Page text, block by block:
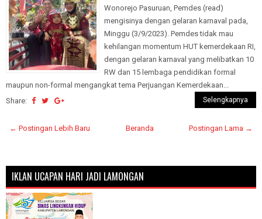
Wonorejo Pasuruan, Pemdes (read)
mengisinya dengan gelaran karnaval pada,
Minggu (3/9/2023). Pemdes tidak mau
kehilangan momentum HUT kemerdekaan RI,
dengan gelaran karnaval yang melibatkan 10
RW dan 15 lembaga pendidikan formal
maupun non-formal mengangkat tema Perjuangan Kemerdekaan...
Share:
Selengkapnya
← Postingan Lebih Baru Postingan Lama →
Beranda
IKLAN UCAPAN HARI JADI LAMONGAN